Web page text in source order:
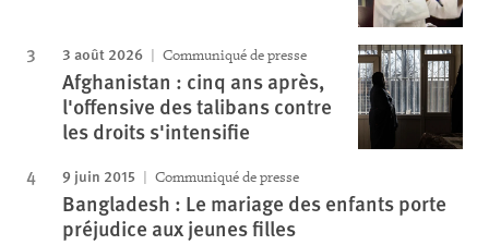
3 août 2026 Communiqué de presse
Afghanistan : cinq ans après,
l'offensive des talibans contre
les droits s'intensifie
9 juin 2015 Communiqué de presse
Bangladesh : Le mariage des enfants porte
préjudice aux jeunes filles